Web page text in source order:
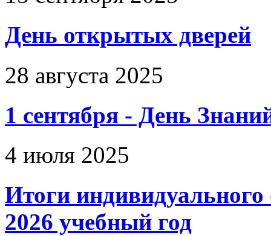
День открытых дверей
28 августа 2025
1 сентября - День
4 июля 2025
Итоги индивидуального
2026 учебный год